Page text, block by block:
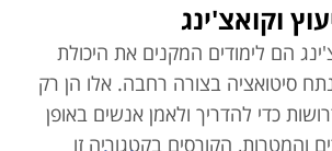
וקואצ'ינג
הם לימודים המקנים את היכולת
סיטואציה בצורה רחבה. אלו הן רק
כדי להדריך ולאמן אנשים באופן
והמטרות, הקורסים בקטגוריה זו